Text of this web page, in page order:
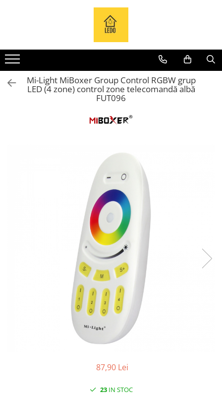
Becuri
Becuri LED
Tuburi LED
Tablouri electrice
Tablouri organizare de santier
Accesorii tablouri electrice
Aparataj tablouri electrice
Intrerupatoare pentru tablouri
Mi-Light MiBoxer Group Control RGBW grup
LED (4 zone) control zone telecomandă albă
FUT096
87,90 Lei
23IN STOC